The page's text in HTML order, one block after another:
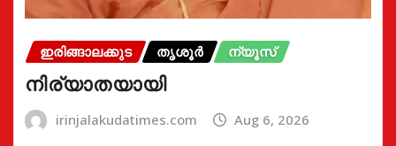
ഇരിങ്ങാലക്കുട തൃശൂർ ന്യൂസ്
നിര്യാതയായി
irinjalakudatimes.com Aug 6, 2026